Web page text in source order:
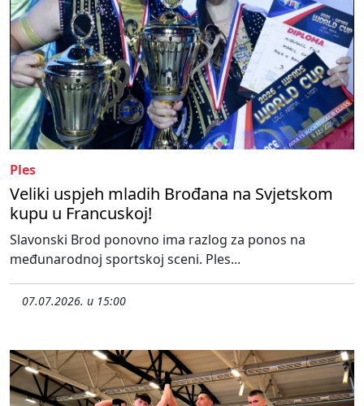
Ples
Veliki uspjeh mladih Brođana na Svjetskom
kupu u Francuskoj!
Slavonski Brod ponovno ima razlog za ponos na
međunarodnoj sportskoj sceni. Ples...
07.07.2026. u 15:00